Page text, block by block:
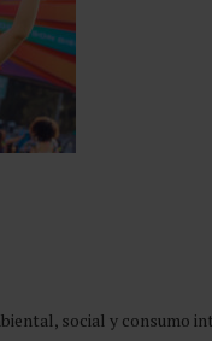
social y consumo